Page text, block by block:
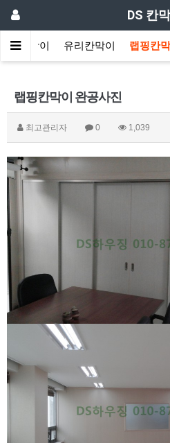
DS 칸막
원칸막이 유리칸막이 랩핑칸
랩핑칸막이 완공사진
최고관리자 0 1,039